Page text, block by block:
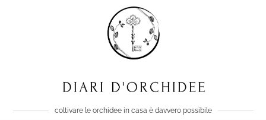
coltivare le orchidee in casa è davvero possibile